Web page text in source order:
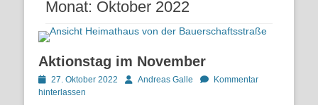
Monat: Oktober 2022
Aktionstag im November
Posted
on
27. Oktober 2022 AutorAndreas Galle
Kommentar
hinterlassen